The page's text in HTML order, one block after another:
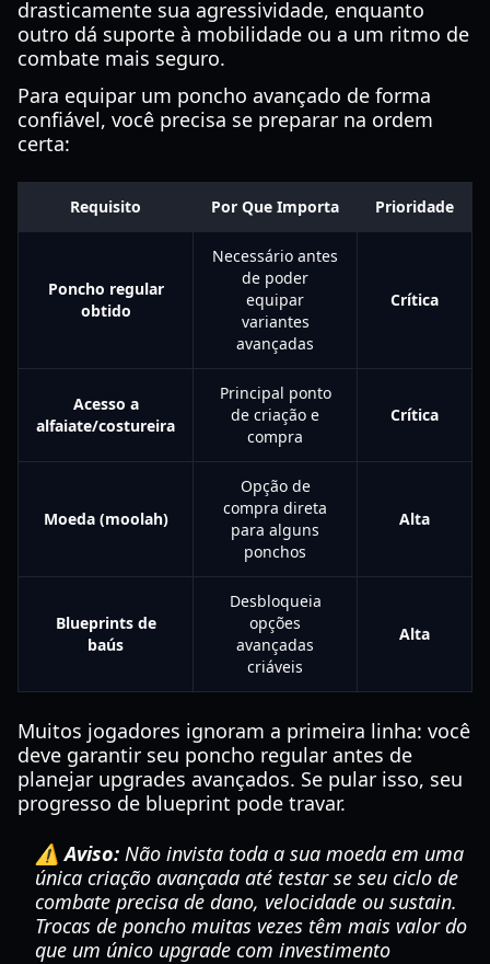
drasticamente sua agressividade, enquanto
outro dá suporte à mobilidade ou a um ritmo de
combate mais seguro.
Para equipar um poncho avançado de forma
confiável, você precisa se preparar na ordem
certa:
Requisito Por Que Importa Prioridade
Poncho regular
obtido
Necessário antes
de poder
equipar
variantes
avançadas
Crítica
Acesso a
alfaiate/costureira
Principal ponto
de criação e
compra
Crítica
Moeda (moolah)
Opção de
compra direta
para alguns
ponchos
Alta
Blueprints de
baús
Desbloqueia
opções
avançadas
criáveis
Alta
Muitos jogadores ignoram a primeira linha: você
deve garantir seu poncho regular antes de
planejar upgrades avançados. Se pular isso, seu
progresso de blueprint pode travar.
⚠️ Aviso: Não invista toda a sua moeda em uma
única criação avançada até testar se seu ciclo de
combate precisa de dano, velocidade ou sustain.
Trocas de poncho muitas vezes têm mais valor do
que um único upgrade com investimento